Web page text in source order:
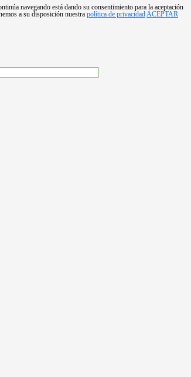
navegando está dando su consentimiento para la aceptación
a su disposición nuestra política de privacidadACEPTAR